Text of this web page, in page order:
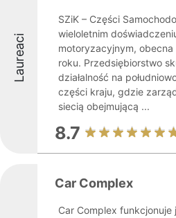
Laureaci
SZiK – Części
wieloletnim
motoryzacyjnym,
roku. Przedsiębiorstwo
działalność na
części kraju, gdzie
siecią obejmującą ...
8.7
Car Complex
Car Complex funkcjonuje